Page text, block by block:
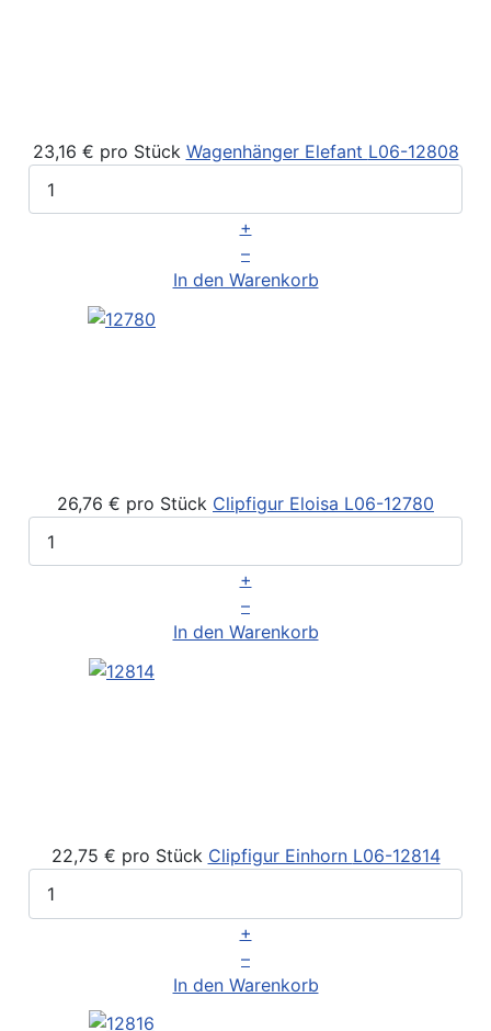
23,16 € pro Stück Wagenhänger Elefant L06-12808
+
–
In den Warenkorb
26,76 € pro Stück Clipfigur Eloisa L06-12780
+
–
In den Warenkorb
22,75 € pro Stück Clipfigur Einhorn L06-12814
+
–
In den Warenkorb